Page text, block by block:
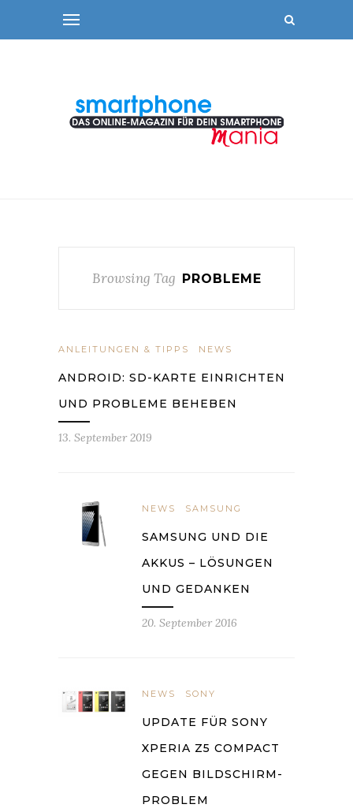
Browsing Tag PROBLEME
ANLEITUNGEN & TIPPS NEWS
ANDROID: SD-KARTE EINRICHTEN
UND PROBLEME BEHEBEN
13. September 2019
NEWS SAMSUNG
SAMSUNG UND DIE
AKKUS – LÖSUNGEN
UND GEDANKEN
20. September 2016
NEWS SONY
UPDATE FÜR SONY
XPERIA Z5 COMPACT
GEGEN BILDSCHIRM-
PROBLEM